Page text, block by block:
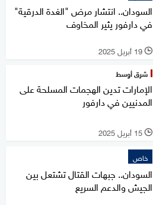
السودان.. انتشار مرض "الغدة الدرقية"
في دارفور يثير المخاوف
l 19 أبريل 2025
شرق أوسط
الإمارات تدين الهجمات المسلحة على
المدنيين في دارفور
l 15 أبريل 2025
خاص
السودان.. جبهات القتال تشتعل بين
الجيش والدعم السريع